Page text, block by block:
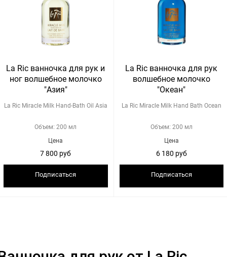
La Ric ванночка для рук и
ног волшебное молочко
"Азия"
La Ric Miracle Milk Hand-Bath Oil Asia
Объем: 200 мл
Цена
7 800 руб
Подписаться
La Ric ванночка для рук
волшебное молочко
"Океан"
La Ric Miracle Milk Hand Bath Ocean
Объем: 200 мл
Цена
6 180 руб
Подписаться